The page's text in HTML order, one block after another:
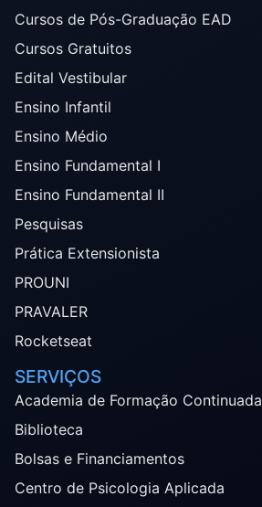
Cursos de Pós-Graduação EAD
Cursos Gratuitos
Edital Vestibular
Ensino Infantil
Ensino Médio
Ensino Fundamental I
Ensino Fundamental II
Pesquisas
Prática Extensionista
PROUNI
PRAVALER
Rocketseat
SERVIÇOS
Academia de Formação Continuada
Biblioteca
Bolsas e Financiamentos
Centro de Psicologia Aplicada